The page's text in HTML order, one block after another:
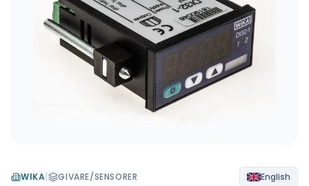
WIKA| GIVARE/SENSORER English